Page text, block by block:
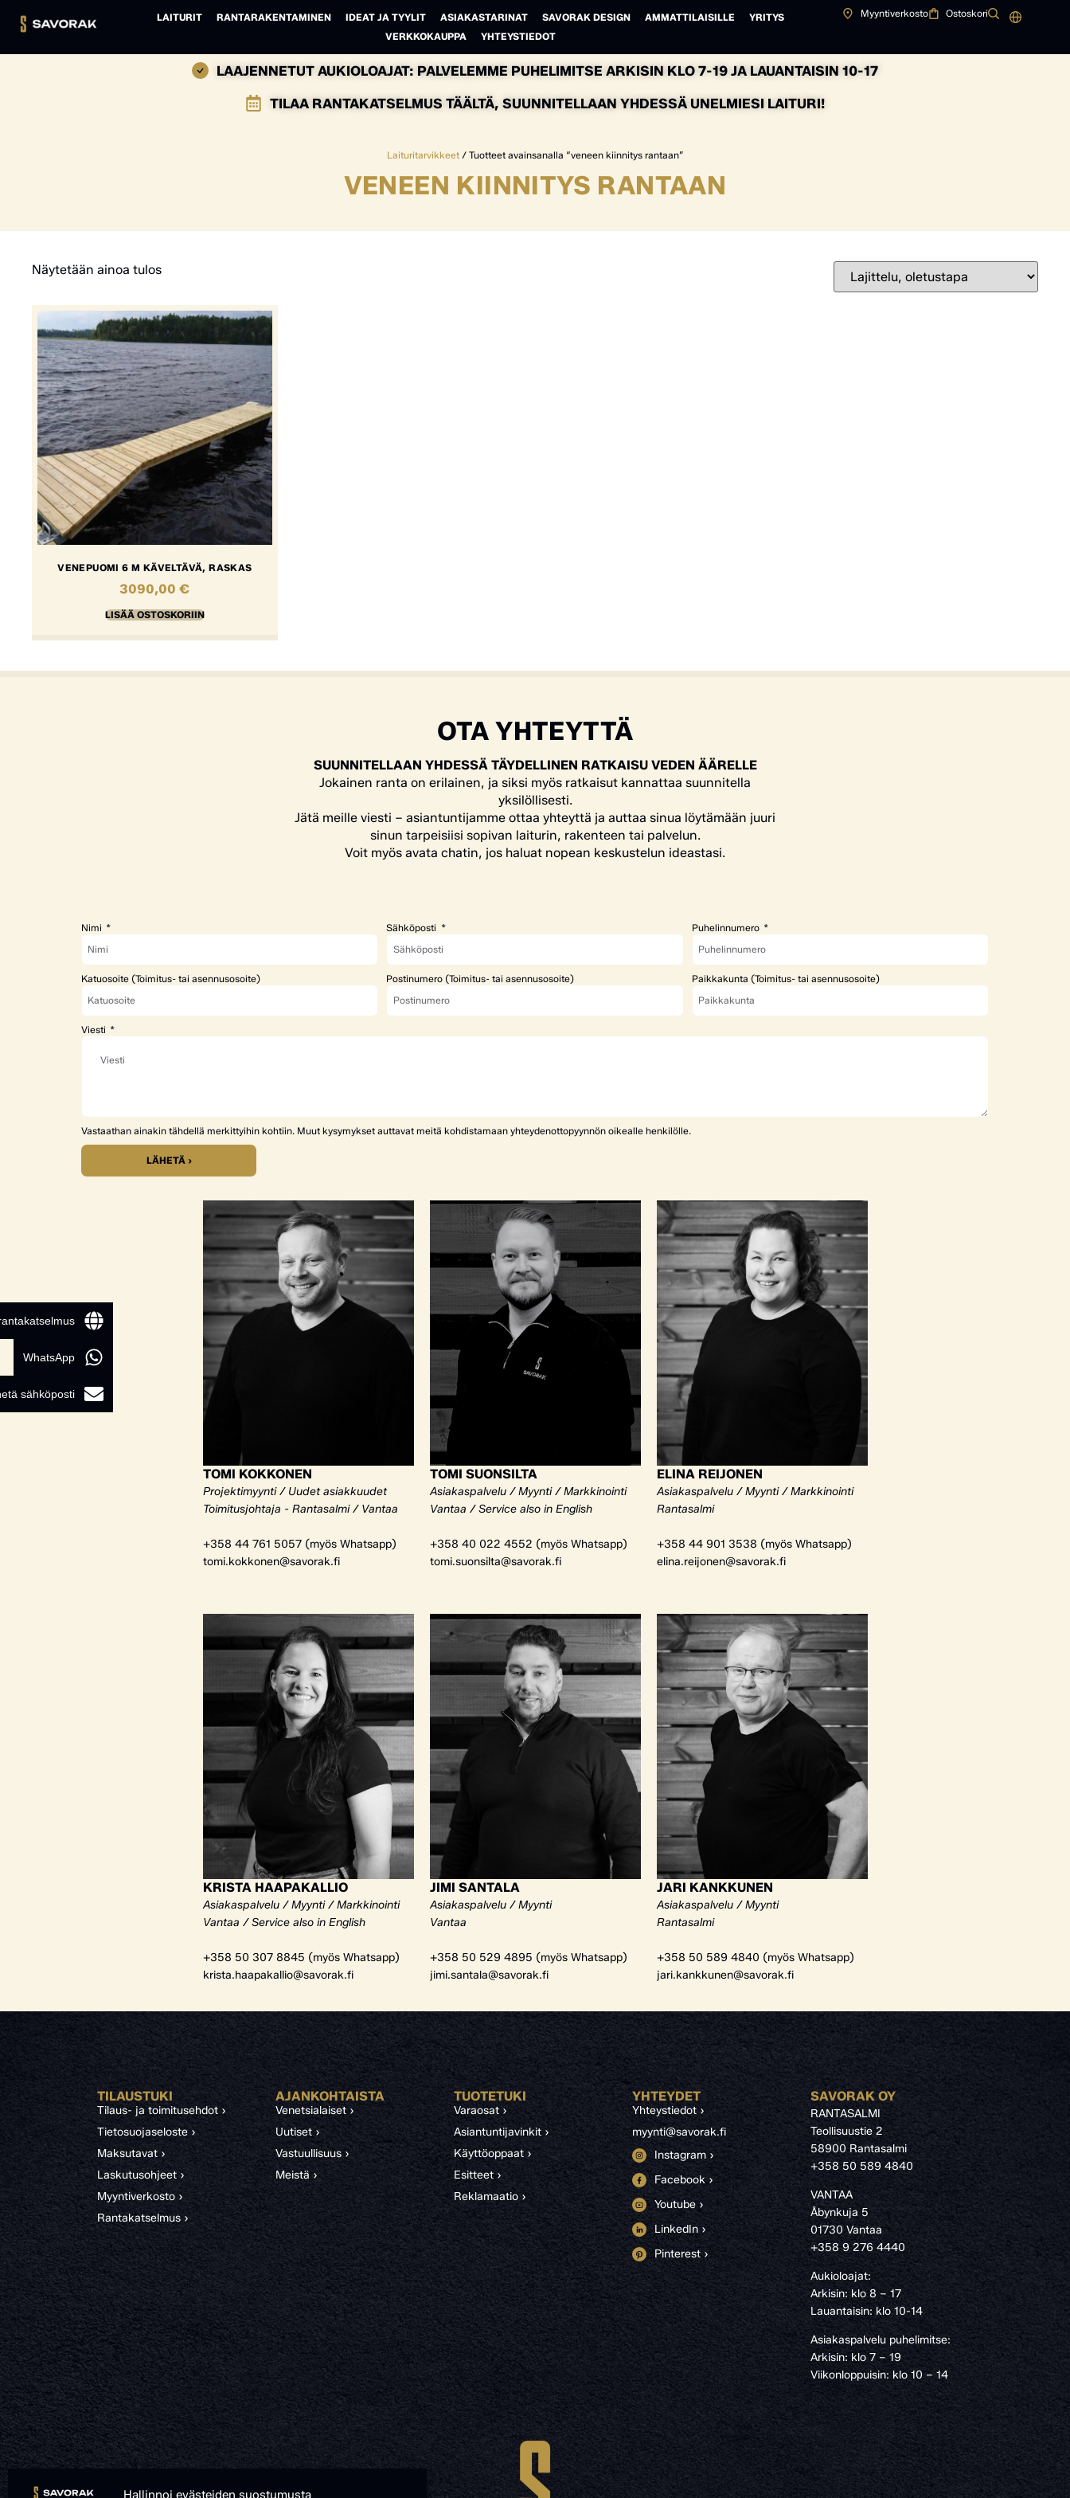
Hallinnoi evästeiden suostumusta
LAITURIT RANTARAKENTAMINEN IDEAT JA TYYLIT ASIAKASTARINAT SAVORAK DESIGN AMMATTILAISILLE
YRITYS
VERKKOKAUPPA
YHTEYSTIEDOT
Myyntiverkosto Ostoskori
LAAJENNETUT AUKIOLOAJAT: PALVELEMME PUHELIMITSE ARKISIN KLO 7-19 JA LAUANTAISIN 10-17
TILAA RANTAKATSELMUS TÄÄLTÄ, SUUNNITELLAAN YHDESSÄ UNELMIESI LAITURI!
Laituritarvikkeet/ Tuotteet avainsanalla “veneen kiinnitys rantaan”
VENEEN KIINNITYS RANTAAN
Näytetään ainoa tulos
VENEPUOMI 6 M KÄVELTÄVÄ, RASKAS
3090,00€
LISÄÄ OSTOSKORIIN
OTA YHTEYTTÄ
SUUNNITELLAAN YHDESSÄ TÄYDELLINEN RATKAISU VEDEN ÄÄRELLE
Jokainen ranta on erilainen, ja siksi myös ratkaisut kannattaa suunnitella
yksilöllisesti.
Jätä meille viesti – asiantuntijamme ottaa yhteyttä ja auttaa sinua löytämään juuri
sinun tarpeisiisi sopivan laiturin, rakenteen tai palvelun.
Voit myös avata chatin, jos haluat nopean keskustelun ideastasi.
Nimi Sähköposti Puhelinnumero
Katuosoite (Toimitus- tai asennusosoite) Postinumero (Toimitus- tai asennusosoite) Paikkakunta (Toimitus- tai asennusosoite)
Viesti
Vastaathan ainakin tähdellä merkittyihin kohtiin. Muut kysymykset auttavat meitä kohdistamaan yhteydenottopyynnön oikealle henkilölle.
LÄHETÄ ›
TOMI KOKKONEN
Projektimyynti / Uudet asiakkuudet
Toimitusjohtaja - Rantasalmi / Vantaa
+358 44 761 5057 (myös Whatsapp)
tomi.kokkonen@savorak.fi
TOMI SUONSILTA
Asiakaspalvelu / Myynti / Markkinointi
Vantaa / Service also in English
+358 40 022 4552 (myös Whatsapp)
tomi.suonsilta@savorak.fi
ELINA REIJONEN
Asiakaspalvelu / Myynti / Markkinointi
Rantasalmi
+358 44 901 3538 (myös Whatsapp)
elina.reijonen@savorak.fi
KRISTA HAAPAKALLIO
Asiakaspalvelu / Myynti / Markkinointi
Vantaa / Service also in English
+358 50 307 8845 (myös Whatsapp)
krista.haapakallio@savorak.fi
JIMI SANTALA
Asiakaspalvelu / Myynti
Vantaa
+358 50 529 4895 (myös Whatsapp)
jimi.santala@savorak.fi
JARI KANKKUNEN
Asiakaspalvelu / Myynti
Rantasalmi
+358 50 589 4840 (myös Whatsapp)
jari.kankkunen@savorak.fi
TILAUSTUKI
Tilaus- ja toimitusehdot ›
Tietosuojaseloste ›
Maksutavat ›
Laskutusohjeet ›
Myyntiverkosto ›
Rantakatselmus ›
AJANKOHTAISTA
Venetsialaiset ›
Uutiset ›
Vastuullisuus ›
Meistä ›
TUOTETUKI
Varaosat ›
Asiantuntijavinkit ›
Käyttöoppaat ›
Esitteet ›
Reklamaatio ›
YHTEYDET
Yhteystiedot ›
myynti@savorak.fi
Instagram ›
Facebook ›
Youtube ›
LinkedIn ›
Pinterest ›
SAVORAK OY
RANTASALMI
Teollisuustie 2
58900 Rantasalmi
+358 50 589 4840
VANTAA
Åbynkuja 5
01730 Vantaa
+358 9 276 4440
Aukioloajat:
Arkisin: klo 8 – 17
Lauantaisin: klo 10-14
Asiakaspalvelu puhelimitse:
Arkisin: klo 7 – 19
Viikonloppuisin: klo 10 – 14
WhatsApp
sähköposti